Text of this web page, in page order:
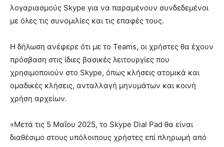
λογαριασμούς Skype για να παραμένουν συνδεδεμένοι
με όλες τις συνομιλίες και τις επαφές τους.
Η δήλωση ανέφερε ότι με το Teams, οι χρήστες θα έχουν
πρόσβαση στις ίδιες βασικές λειτουργίες που
χρησιμοποιούν στο Skype, όπως κλήσεις ατομικά και
ομαδικές κλήσεις, ανταλλαγή μηνυμάτων και κοινή
χρήση αρχείων. ​​​​​
«Μετά τις 5 Μαΐου 2025, το Skype Dial Pad θα είναι
διαθέσιμο στους υπόλοιπους χρήστες επί πληρωμή από